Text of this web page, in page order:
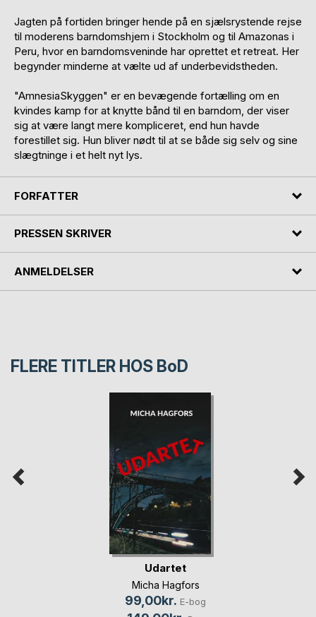
Jagten på fortiden bringer hende på en sjælsrystende rejse
til moderens barndomshjem i Stockholm og til Amazonas i
Peru, hvor en barndomsveninde har oprettet et retreat. Her
begynder minderne at vælte ud af underbevidstheden.
"AmnesiaSkyggen" er en bevægende fortælling om en
kvindes kamp for at knytte bånd til en barndom, der viser
sig at være langt mere kompliceret, end hun havde
forestillet sig. Hun bliver nødt til at se både sig selv og sine
slægtninge i et helt nyt lys.
FORFATTER
PRESSEN SKRIVER
ANMELDELSER
FLERE TITLER HOS BoD
Udartet
Micha Hagfors
99,00kr. E-bog